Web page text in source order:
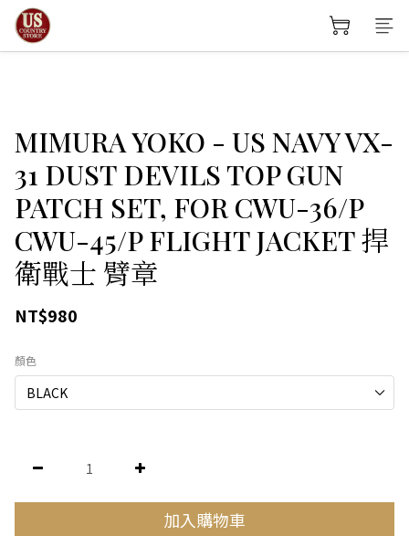
MIMURA YOKO - US NAVY VX-
31 DUST DEVILS TOP GUN
PATCH SET, FOR CWU-36/P
CWU-45/P FLIGHT JACKET 捍
衛戰士 臂章
NT$980
顏色
加入購物車